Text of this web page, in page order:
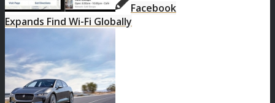
Facebook
Expands Find Wi-Fi Globally